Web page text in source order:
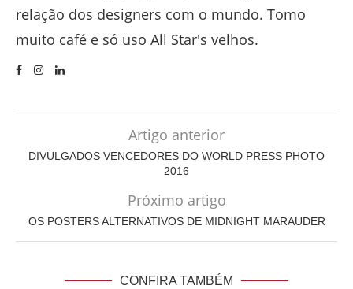
relação dos designers com o mundo. Tomo
muito café e só uso All Star's velhos.
Artigo anterior
DIVULGADOS VENCEDORES DO WORLD PRESS PHOTO
2016
Próximo artigo
OS POSTERS ALTERNATIVOS DE MIDNIGHT MARAUDER
CONFIRA TAMBÉM